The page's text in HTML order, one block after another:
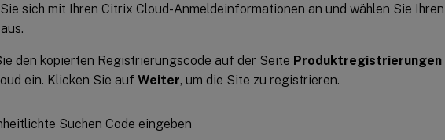
sich mit Ihren Citrix Cloud-Anmeldeinformationen an und wählen Sie Ihren
den kopierten Registrierungscode auf der Seite Produktregistrierungen
ein. Klicken Sie auf Weiter, um die Site zu registrieren.